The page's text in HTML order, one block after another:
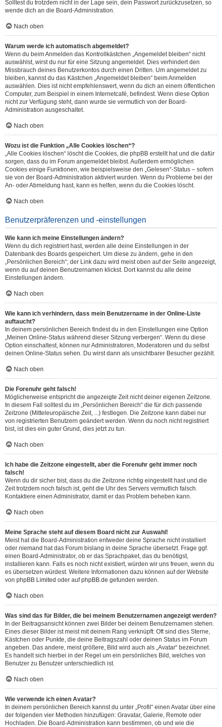
Solltest du trotzdem nicht in der Lage sein, dein Passwort zurückzusetzen, so
wende dich an die Board-Administration.
Nach oben
Warum werde ich automatisch abgemeldet?
Wenn du beim Anmelden das Kontrollkästchen „Angemeldet bleiben“ nicht
auswählst, wirst du nur für eine Sitzung angemeldet. Dies verhindert den
Missbrauch deines Benutzerkontos durch einen Dritten. Um angemeldet zu
bleiben, kannst du das Kästchen „Angemeldet bleiben“ beim Anmelden
auswählen. Dies ist nicht empfehlenswert, wenn du dich an einem öffentlichen
Computer, zum Beispiel in einem Internetcafé, befindest. Wenn diese Option
nicht zur Verfügung steht, dann wurde sie vermutlich von der Board-
Administration ausgeschaltet.
Nach oben
Wozu ist die Funktion „Alle Cookies löschen“?
„Alle Cookies löschen“ löscht die Cookies, die phpBB erstellt hat und die dafür
sorgen, dass du im Forum angemeldet bleibst. Außerdem ermöglichen
Cookies einige Funktionen, wie beispielsweise den „Gelesen“-Status – sofern
sie von der Board-Administration aktiviert wurden. Wenn du Probleme bei der
An- oder Abmeldung hast, kann es helfen, wenn du die Cookies löscht.
Nach oben
Benutzerpräferenzen und -einstellungen
Wie kann ich meine Einstellungen ändern?
Wenn du dich registriert hast, werden alle deine Einstellungen in der
Datenbank des Boards gespeichert. Um diese zu ändern, gehe in den
„Persönlichen Bereich“; der Link dazu wird meist oben auf der Seite angezeigt,
wenn du auf deinen Benutzernamen klickst. Dort kannst du alle deine
Einstellungen ändern.
Nach oben
Wie kann ich verhindern, dass mein Benutzername in der Online-Liste
auftaucht?
In deinem persönlichen Bereich findest du in den Einstellungen eine Option
„Meinen Online-Status während dieser Sitzung verbergen“. Wenn du diese
Option einschaltest, können nur Administratoren, Moderatoren und du selbst
deinen Online-Status sehen. Du wirst dann als unsichtbarer Besucher gezählt.
Nach oben
Die Forenuhr geht falsch!
Möglicherweise entspricht die angezeigte Zeit nicht deiner eigenen Zeitzone.
In diesem Fall solltest du im „Persönlichen Bereich“ die für dich passende
Zeitzone (Mitteleuropäische Zeit, ...) festlegen. Die Zeitzone kann dabei nur
von registrierten Benutzern geändert werden. Wenn du noch nicht registriert
bist, ist dies ein guter Grund, dies jetzt zu tun.
Nach oben
Ich habe die Zeitzone eingestellt, aber die Forenuhr geht immer noch
falsch!
Wenn du dir sicher bist, dass du die Zeitzone richtig eingestellt hast und die
Zeit trotzdem noch falsch ist, geht die Uhr des Servers vermutlich falsch.
Kontaktiere einen Administrator, damit er das Problem beheben kann.
Nach oben
Meine Sprache steht auf diesem Board nicht zur Auswahl!
Meist hat die Board-Administration entweder deine Sprache nicht installiert
oder niemand hat das Forum bislang in deine Sprache übersetzt. Frage ggf.
einen Board-Administrator, ob er das Sprachpaket, das du benötigst,
installieren kann. Falls es noch nicht existiert, würden wir uns freuen, wenn du
es übersetzen würdest. Weitere Informationen dazu können auf der Website
von phpBB Limited oder aufphpBB.de gefunden werden.
Nach oben
Was sind das für Bilder, die bei meinem Benutzernamen angezeigt werden?
In der Beitragsansicht können zwei Bilder bei deinem Benutzernamen stehen.
Eines dieser Bilder ist meist mit deinem Rang verknüpft: Oft sind dies Sterne,
Kästchen oder Punkte, die deine Beitragszahl oder deinen Status im Forum
angeben. Das andere, meist größere, Bild wird auch als „Avatar“ bezeichnet.
Es handelt sich hierbei in der Regel um ein persönliches Bild, welches von
Benutzer zu Benutzer unterschiedlich ist.
Nach oben
Wie verwende ich einen Avatar?
In deinem persönlichen Bereich kannst du unter „Profil“ einen Avatar über eine
der folgenden vier Methoden hinzufügen: Gravatar, Galerie, Remote oder
Hochladen. Die Board-Administration kann bestimmen, ob und wie die